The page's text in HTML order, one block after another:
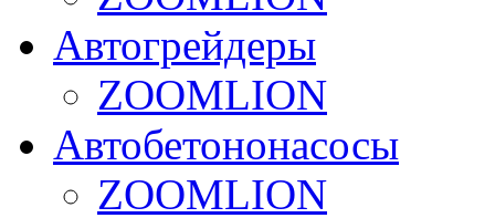
Автогрейдеры
ZOOMLION
Автобетононасосы
ZOOMLION